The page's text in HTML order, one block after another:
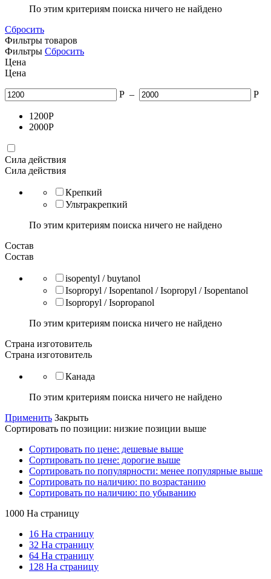
По этим критериям поиска ничего не найдено
Сбросить
Фильтры товаров
Фильтры Сбросить
Цена
Цена
Р – Р
1200Р
2000Р
Сила действия
Сила действия
Крепкий
Ультракрепкий
По этим критериям поиска ничего не найдено
Состав
Состав
isopentyl / buytanol
Isopropyl / Isopentanol / Isopropyl / Isopentanol
Isopropyl / Isopropanol
По этим критериям поиска ничего не найдено
Страна изготовитель
Страна изготовитель
Канада
По этим критериям поиска ничего не найдено
Применить Закрыть
Сортировать по позиции: низкие позиции выше
Сортировать по цене: дешевые выше
Сортировать по цене: дорогие выше
Сортировать по популярности: менее популярные выше
Сортировать по наличию: по возрастанию
Сортировать по наличию: по убыванию
1000 На страницу
16 На страницу
32 На страницу
64 На страницу
128 На страницу